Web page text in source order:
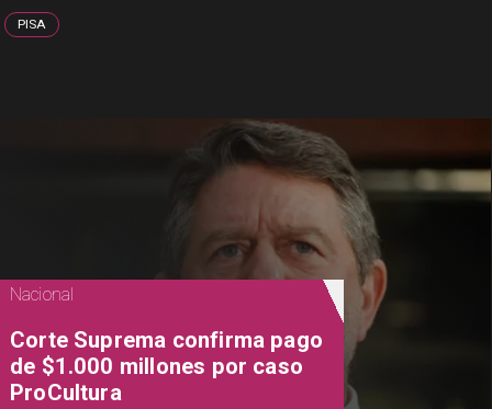
PISA
Nacional
Corte Suprema confirma pago
de $1.000 millones por caso
ProCultura